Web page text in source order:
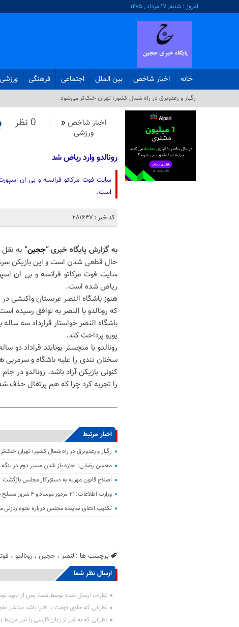
امروز : شنبه, ۱۷ مرداد , ۱۴۰۵
خانه اخبار شاخص بین الملل اجتماعی فرهنگی ورزشی
رگبار و رعدوبرق در راه شمال کشور؛ تهران خنک‌تر می‌شود_
اخبار شاخص «
ورزشی
0 نظر
رونالدو وارد ریاض شد
سایت فوت مرکاتو فرانسه و بی ان اسپورت
است.
کد خبر : 281647
به گزارش پایگاه خبری “ججین”به نقل
حال قطعی شدن است و این بازیکن
سایت فوت مرکاتو فرانسه و بی ان
ریاض شده است.
هنوز باشگاه النصر عربستان واکنشی
که رونالدو با النصر به توافق رسیده
یورو پرداخت کند.
رونالدو با منچستر یونایتد قراداد
سخنان تندی را علیه باشگاه و سرمربی
را تجربه کرد چرا که هم پرتغال حذف
اخبار مرتبط
رگبار و رعدوبرق در راه شمال کشور؛ تهران
محسن رضایی: اجازه باز شدن مسیر دوم در تنگه
اصلاح قانون مهریه به دستورکار مجلس بازگشت
وزارت اطلاعات: ۲۱ مزدور موساد و ۴ شرور مسلح در کرمان بازداشت شدند
تکذیب ادعای نماینده مجلس درباره نحوه ردزنی
برچسب ها :النصر ،ججین ،رونالدو ،
ارسال نظر شما
نظرات ارسال شده توسط شما، پس از تایید
نظراتی که حاوی تهمت یا افترا باشد منتشر
نظراتی که به غیر از زبان فارسی یا غیر